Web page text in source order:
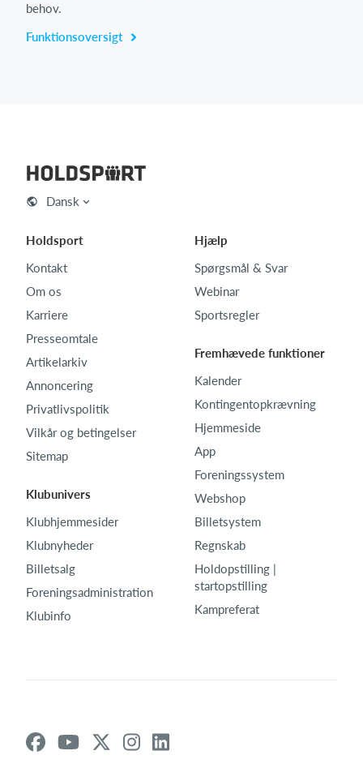
behov.
Funktionsoversigt
Dansk
Holdsport
Kontakt
Om os
Karriere
Presseomtale
Artikelarkiv
Annoncering
Privatlivspolitik
Vilkår og betingelser
Sitemap
Klubunivers
Klubhjemmesider
Klubnyheder
Billetsalg
Foreningsadministration
Klubinfo
Hjælp
Spørgsmål & Svar
Webinar
Sportsregler
Fremhævede funktioner
Kalender
Kontingentopkrævning
Hjemmeside
App
Foreningssystem
Webshop
Billetsystem
Regnskab
Holdopstilling |
startopstilling
Kampreferat